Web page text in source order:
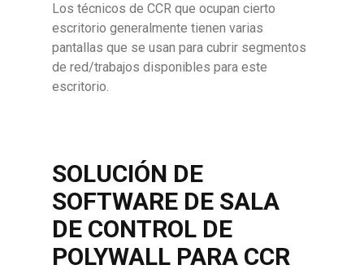
Los técnicos de CCR que ocupan cierto
escritorio generalmente tienen varias
pantallas que se usan para cubrir segmentos
de red/trabajos disponibles para este
escritorio.
SOLUCIÓN DE
SOFTWARE DE SALA
DE CONTROL DE
POLYWALL PARA CCR